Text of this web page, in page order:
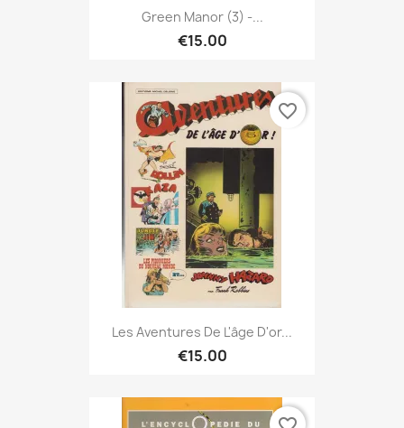
Green Manor (3) -...
€15.00
Les Aventures De L'âge D'or...
€15.00
favorite_border